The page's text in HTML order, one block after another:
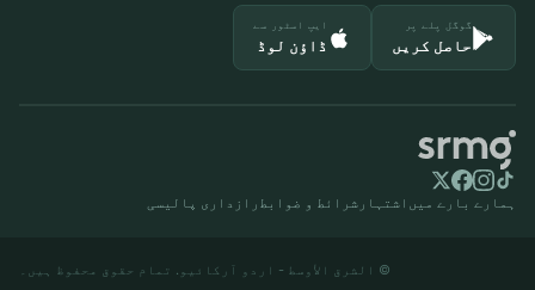
گوگل پلے پر
حاصل کریں
ایپ اسٹور سے
ڈاؤن لوڈ
ہمارے بارے میں اشتہار شرائط و ضوابط رازداری پالیسی
© الشرق الأوسط - اردو آرکائیو. تمام حقوق محفوظ ہیں۔